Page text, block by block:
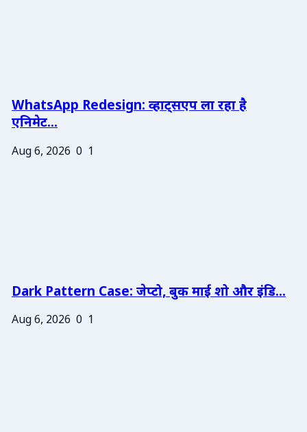
WhatsApp Redesign: व्हाट्सएप ला रहा है
एनिमेट...
Aug 6, 2026 0 1
Dark Pattern Case: जेप्टो, बुक माई शो और इंडि...
Aug 6, 2026 0 1